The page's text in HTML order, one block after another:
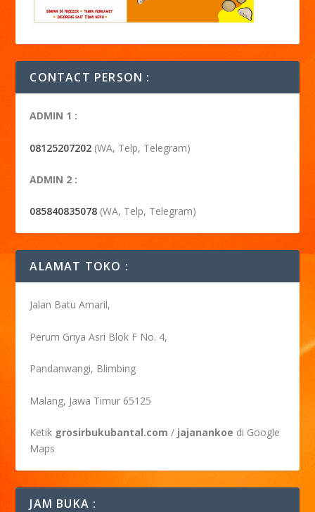
CONTACT PERSON :
ADMIN 1 :
08125207202 (WA, Telp, Telegram)
ADMIN 2 :
085840835078 (WA, Telp, Telegram)
ALAMAT TOKO :
Jalan Batu Amaril,
Perum Griya Asri Blok F No. 4,
Pandanwangi, Blimbing
Malang, Jawa Timur 65125
Ketik grosirbukubantal.com / jajanankoe di Google
Maps
JAM BUKA :